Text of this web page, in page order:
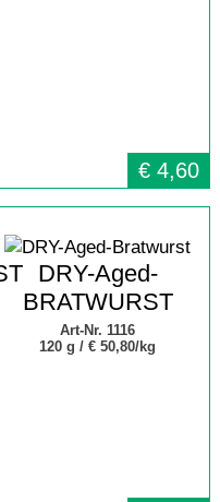
€ 4,60
DRY-Aged-
BRATWURST
Art-Nr. 1116
120 g /€ 50,80/kg